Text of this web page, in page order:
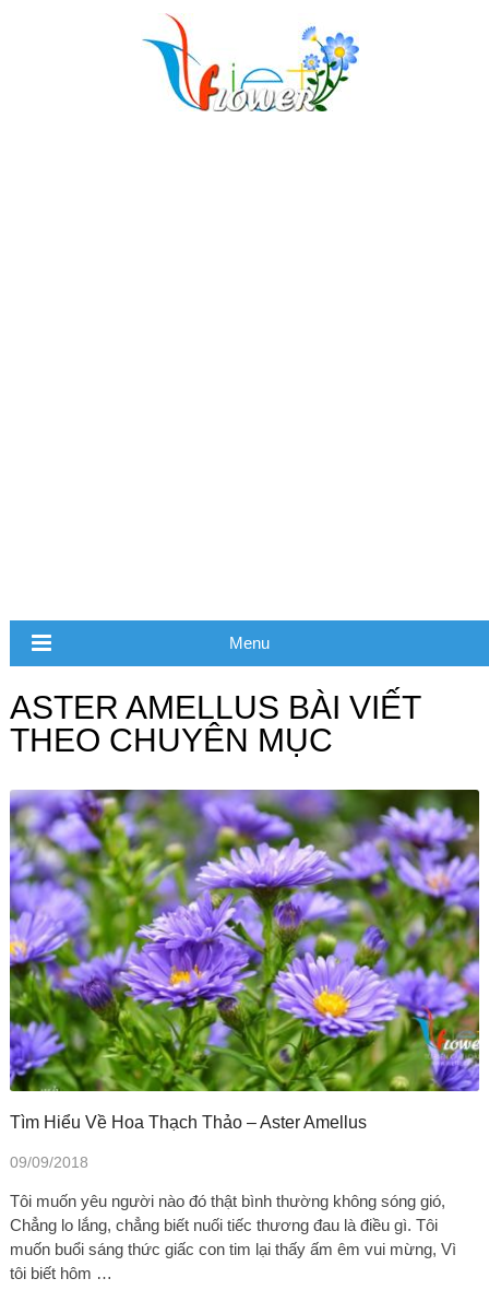
Menu
ASTER AMELLUS BÀI VIẾT
THEO CHUYÊN MỤC
Tìm Hiểu Về Hoa Thạch Thảo – Aster Amellus
09/09/2018
Tôi muốn yêu người nào đó thật bình thường không sóng gió,
Chẳng lo lắng, chẳng biết nuối tiếc thương đau là điều gì. Tôi
muốn buổi sáng thức giấc con tim lại thấy ấm êm vui mừng, Vì
tôi biết hôm …